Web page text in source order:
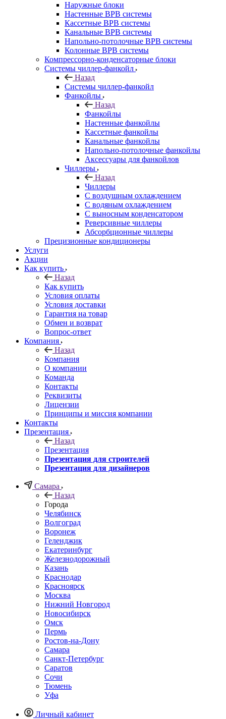
Наружные блоки
Настенные ВРВ системы
Кассетные ВРВ системы
Канальные ВРВ системы
Напольно-потолочные ВРВ системы
Колонные ВРВ системы
Компрессорно-конденсаторные блоки
Системы чиллер-фанкойл
Назад
Системы чиллер-фанкойл
Фанкойлы
Назад
Фанкойлы
Настенные фанкойлы
Кассетные фанкойлы
Канальные фанкойлы
Напольно-потолочные фанкойлы
Аксессуары для фанкойлов
Чиллеры
Назад
Чиллеры
С воздушным охлаждением
С водяным охлаждением
С выносным конденсатором
Реверсивные чиллеры
Абсорбционные чиллеры
Прецизионные кондиционеры
Услуги
Акции
Как купить
Назад
Как купить
Условия оплаты
Условия доставки
Гарантия на товар
Обмен и возврат
Вопрос-ответ
Компания
Назад
Компания
О компании
Команда
Контакты
Реквизиты
Лицензии
Принципы и миссия компании
Контакты
Презентация
Назад
Презентация
Презентация для строителей
Презентация для дизайнеров
Самара
Назад
Города
Челябинск
Волгоград
Воронеж
Геленджик
Екатеринбург
Железнодорожный
Казань
Краснодар
Красноярск
Москва
Нижний Новгород
Новосибирск
Омск
Пермь
Ростов-на-Дону
Самара
Санкт-Петербург
Саратов
Сочи
Тюмень
Уфа
Личный кабинет